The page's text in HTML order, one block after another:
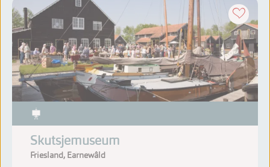
Skutsjemuseum
Friesland, Earnewâld